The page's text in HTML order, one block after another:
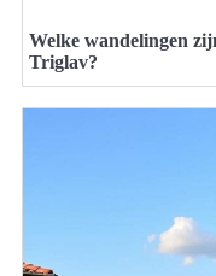
Welke wandelingen
Triglav?